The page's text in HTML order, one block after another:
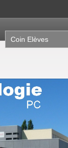
Coin Elèves